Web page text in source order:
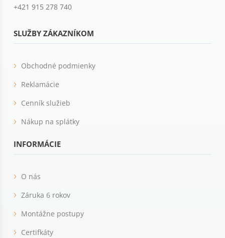
+421 915 278 740
SLUŽBY ZÁKAZNÍKOM
Obchodné podmienky
Reklamácie
Cenník služieb
Nákup na splátky
INFORMÁCIE
O nás
Záruka 6 rokov
Montážne postupy
Certifkáty